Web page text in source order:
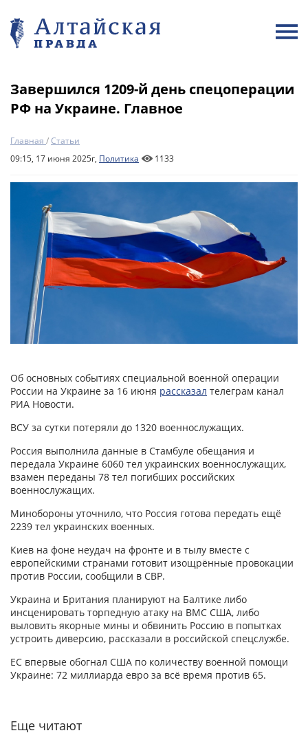
Завершился 1209-й день спецоперации
РФ на Украине. Главное
Главная /Статьи
09:15, 17 июня 2025г, Политика 1133
Об основных событиях специальной военной операции
России на Украине за 16 июня рассказал телеграм канал
РИА Новости.
ВСУ за сутки потеряли до 1320 военнослужащих.
Россия выполнила данные в Стамбуле обещания и
передала Украине 6060 тел украинских военнослужащих,
взамен переданы 78 тел погибших российских
военнослужащих.
Минобороны уточнило, что Россия готова передать ещё
2239 тел украинских военных.
Киев на фоне неудач на фронте и в тылу вместе с
европейскими странами готовит изощрённые провокации
против России, сообщили в СВР.
Украина и Британия планируют на Балтике либо
инсценировать торпедную атаку на ВМС США, либо
выловить якорные мины и обвинить Россию в попытках
устроить диверсию, рассказали в российской спецслужбе.
ЕС впервые обогнал США по количеству военной помощи
Украине: 72 миллиарда евро за всё время против 65.
Еще читают